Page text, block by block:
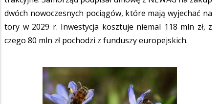
dwóch nowoczesnych pociągów, które mają wyjechać na
tory w 2029 r. Inwestycja kosztuje niemal 118 mln zł, z
czego 80 mln zł pochodzi z funduszy europejskich.